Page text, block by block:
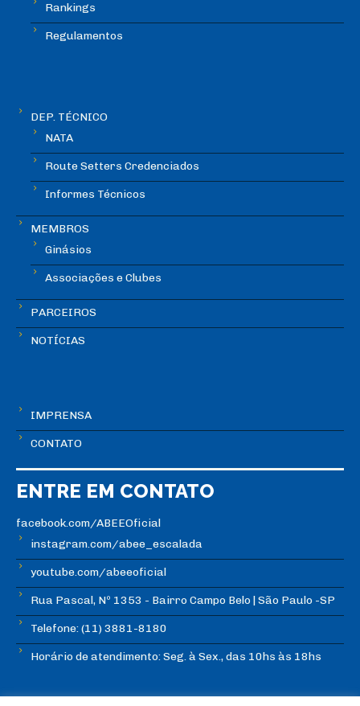
Rankings
Regulamentos
DEP. TÉCNICO
NATA
Route Setters Credenciados
Informes Técnicos
MEMBROS
Ginásios
Associações e Clubes
PARCEIROS
NOTÍCIAS
IMPRENSA
CONTATO
ENTRE EM CONTATO
facebook.com/ABEEOficial
instagram.com/abee_escalada
youtube.com/abeeoficial
Rua Pascal, Nº 1353 - Bairro Campo Belo | São Paulo -SP
Telefone: (11) 3881-8180
Horário de atendimento: Seg. à Sex., das 10hs às 18hs